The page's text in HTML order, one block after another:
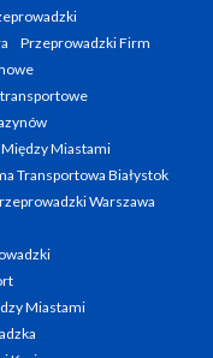
Przeprowadzki Firm
Miastami
Transportowa Białystok
Warszawa
Miastami